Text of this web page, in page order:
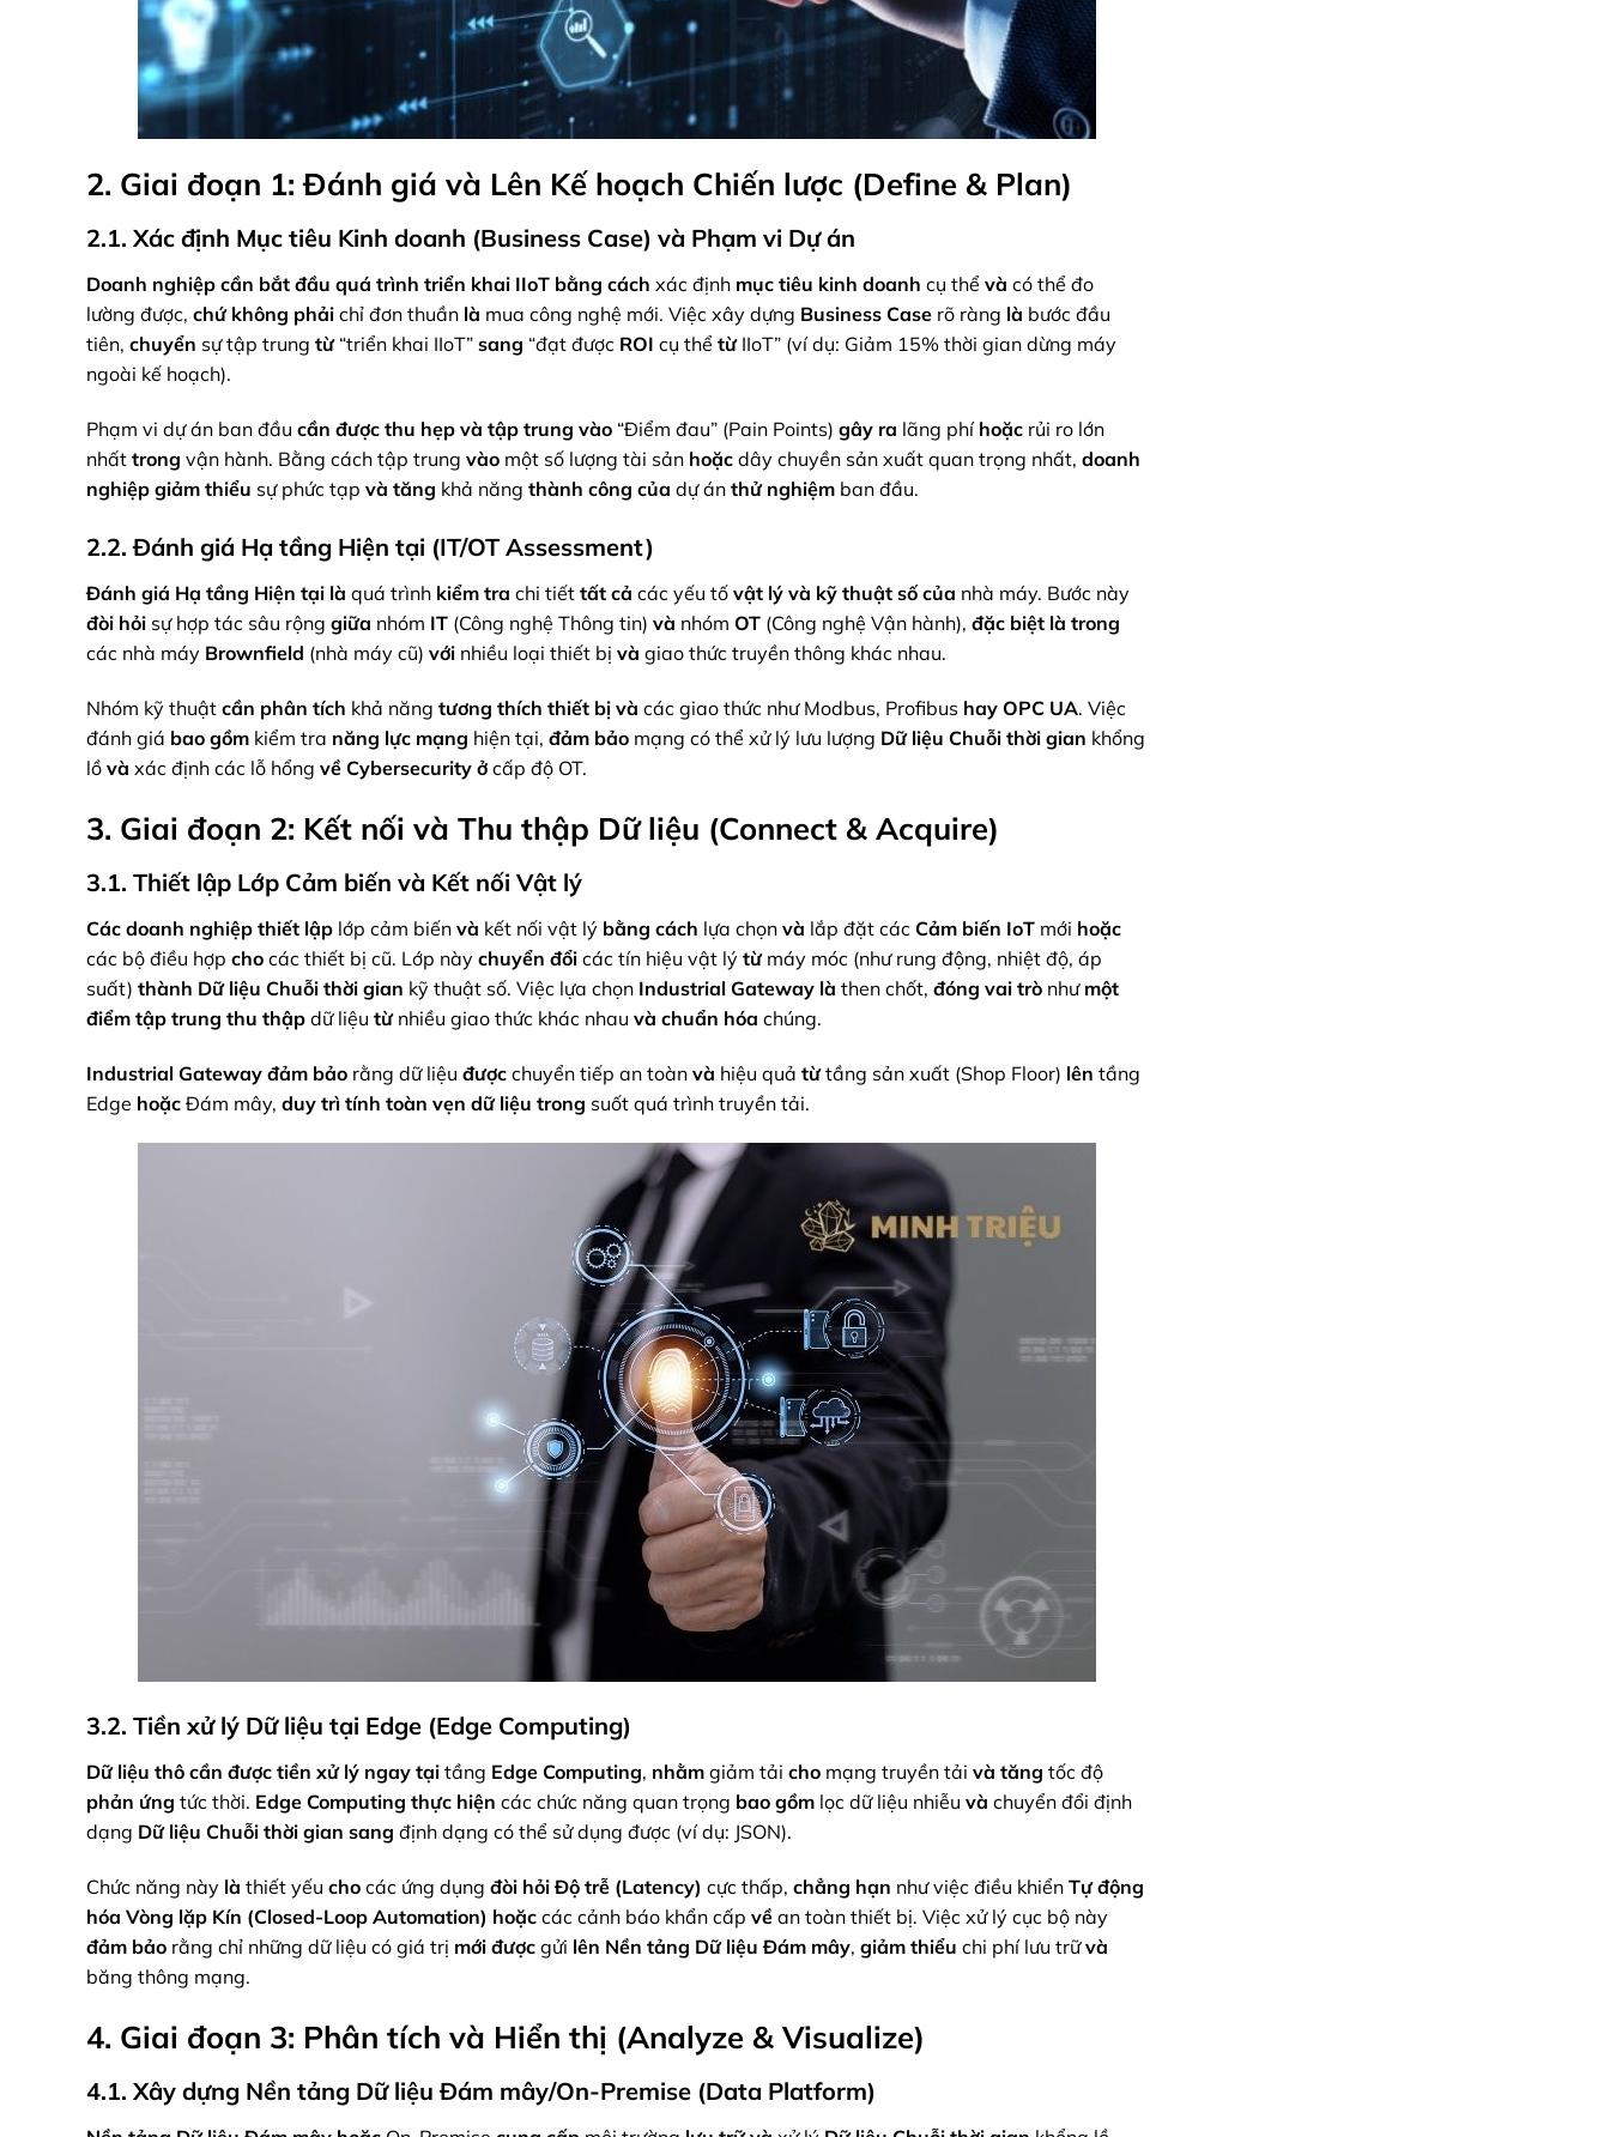
2. Giai đoạn 1: Đánh giá và Lên Kế hoạch Chiến lược (Define & Plan)
2.1. Xác định Mục tiêu Kinh doanh (Business Case) và Phạm vi Dự án
Doanh nghiệp cần bắt đầu quá trình triển khai IIoT bằng cách xác định mục tiêu kinh doanh cụ thể và có thể đo
lường được, chứ không phải chỉ đơn thuần là mua công nghệ mới. Việc xây dựng Business Case rõ ràng là bước đầu
tiên, chuyển sự tập trung từ“triển khai IIoT” sang “đạt được ROI cụ thể từIIoT” (ví dụ: Giảm 15% thời gian dừng máy
ngoài kế hoạch).
Phạm vi dự án ban đầu cần được thu hẹp và tập trung vào “Điểm đau” (Pain Points) gây ra lãng phí hoặc rủi ro lớn
nhất trong vận hành. Bằng cách tập trung vào một số lượng tài sản hoặc dây chuyền sản xuất quan trọng nhất, doanh
nghiệp giảm thiểu sự phức tạp và tăng khả năng thành công của dự án thử nghiệm ban đầu.
2.2. Đánh giá Hạ tầng Hiện tại (IT/OT Assessment)
Đánh giá Hạ tầng Hiện tại là quá trình kiểm tra chi tiết tất cả các yếu tố vật lý và kỹ thuật số của nhà máy. Bước này
đòi hỏi sự hợp tác sâu rộng giữa nhóm IT (Công nghệ Thông tin) và nhóm OT (Công nghệ Vận hành), đặc biệt là trong
các nhà máy Brownfield (nhà máy cũ) với nhiều loại thiết bị và giao thức truyền thông khác nhau.
Nhóm kỹ thuật cần phân tích khả năng tương thích thiết bị và các giao thức như Modbus, Profibus hay OPC UA. Việc
đánh giá bao gồm kiểm tra năng lực mạng hiện tại, đảm bảo mạng có thể xử lý lưu lượng Dữ liệu Chuỗi thời gian khổng
lồ và xác định các lỗ hổng về Cybersecurity ở cấp độ OT.
3. Giai đoạn 2: Kết nối và Thu thập Dữ liệu (Connect & Acquire)
3.1. Thiết lập Lớp Cảm biến và Kết nối Vật lý
Các doanh nghiệp thiết lập lớp cảm biến và kết nối vật lý bằng cách lựa chọn và lắp đặt các Cảm biến IoT mới hoặc
các bộ điều hợp cho các thiết bị cũ. Lớp này chuyển đổi các tín hiệu vật lý từmáy móc (như rung động, nhiệt độ, áp
suất) thành Dữ liệu Chuỗi thời gian kỹ thuật số. Việc lựa chọn Industrial Gateway là then chốt, đóng vai trò như một
điểm tập trung thu thập dữ liệu từnhiều giao thức khác nhau và chuẩn hóa chúng.
Industrial Gateway đảm bảo rằng dữ liệu được chuyển tiếp an toàn và hiệu quả từtầng sản xuất (Shop Floor) lên tầng
Edge hoặc Đám mây, duy trì tính toàn vẹn dữ liệu trong suốt quá trình truyền tải.
3.2. Tiền xử lý Dữ liệu tại Edge (Edge Computing)
Dữ liệu thô cần được tiền xử lý ngay tại tầng Edge Computing, nhằm giảm tải cho mạng truyền tải và tăng tốc độ
phản ứng tức thời. Edge Computing thực hiện các chức năng quan trọng bao gồm lọc dữ liệu nhiễu và chuyển đổi định
dạng Dữ liệu Chuỗi thời gian sang định dạng có thể sử dụng được (ví dụ: JSON).
Chức năng này là thiết yếu cho các ứng dụng đòi hỏi Độ trễ (Latency) cực thấp, chẳng hạn như việc điều khiển Tự động
hóa Vòng lặp Kín (Closed-Loop Automation) hoặc các cảnh báo khẩn cấp về an toàn thiết bị. Việc xử lý cục bộ này
đảm bảo rằng chỉ những dữ liệu có giá trị mới được gửi lên Nền tảng Dữ liệu Đám mây, giảm thiểu chi phí lưu trữvà
băng thông mạng.
4. Giai đoạn 3: Phân tích và Hiển thị (Analyze & Visualize)
4.1. Xây dựng Nền tảng Dữ liệu Đám mây/On-Premise (Data Platform)